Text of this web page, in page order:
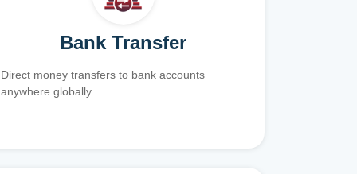
Bank Transfer
Direct money transfers to bank accounts
anywhere globally.